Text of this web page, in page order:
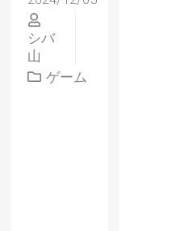
シバ
山
ゲーム